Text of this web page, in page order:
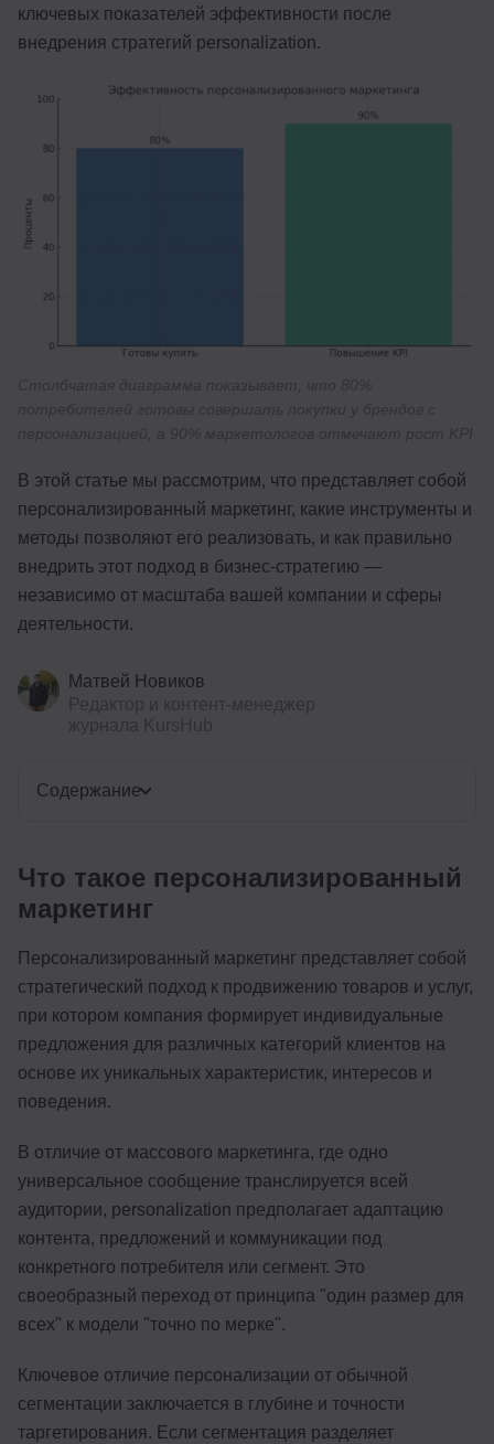
ключевых показателей эффективности после
внедрения стратегий personalization.
В этой статье мы рассмотрим, что представляет собой
персонализированный маркетинг, какие инструменты и
методы позволяют его реализовать, и как правильно
внедрить этот подход в бизнес-стратегию —
независимо от масштаба вашей компании и сферы
деятельности.
Матвей Новиков
Содержание
Что такое персонализированный
маркетинг
Персонализированный маркетинг представляет собой
стратегический подход к продвижению товаров и услуг,
при котором компания формирует индивидуальные
предложения для различных категорий клиентов на
основе их уникальных характеристик, интересов и
поведения.
В отличие от массового маркетинга, где одно
универсальное сообщение транслируется всей
аудитории, personalization предполагает адаптацию
контента, предложений и коммуникации под
конкретного потребителя или сегмент. Это
своеобразный переход от принципа "один размер для
всех" к модели "точно по мерке".
Ключевое отличие персонализации от обычной
сегментации заключается в глубине и точности
таргетирования. Если сегментация разделяет